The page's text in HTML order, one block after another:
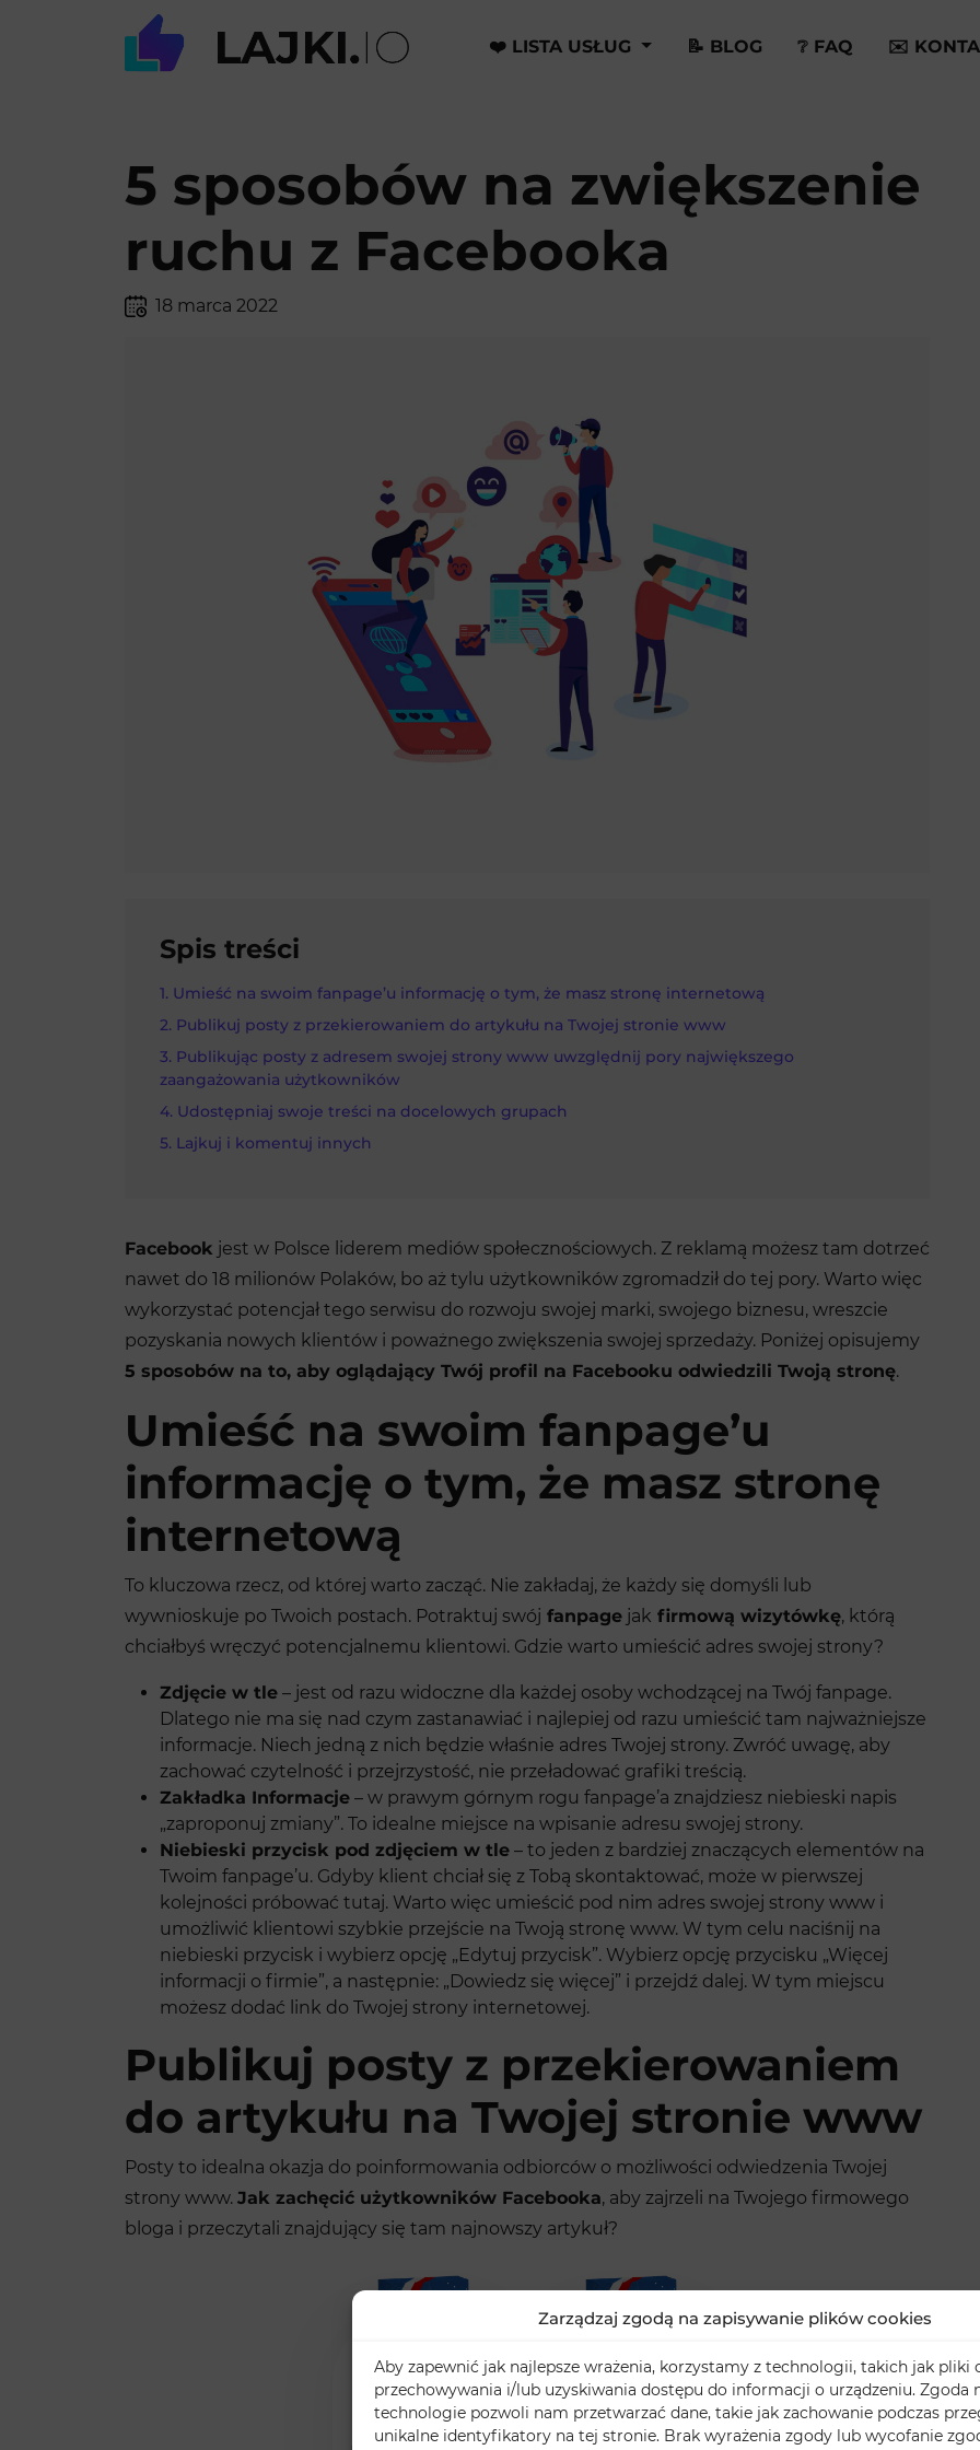
Zarządzaj zgodą na zapisywanie plików cookies
Aby zapewnić jak najlepsze wrażenia, korzystamy z technologii, takich jak pliki
przechowywania i/lub uzyskiwania dostępu do informacji o urządzeniu. Zgoda
technologie pozwoli nam przetwarzać dane, takie jak zachowanie podczas
unikalne identyfikatory na tej stronie. Brak wyrażenia zgody lub wycofanie
❤️ LISTA USŁUG 📝 BLOG ❔ FAQ ✉️
5 sposobów na zwiększenie
ruchu z Facebooka
18 marca 2022
Spis treści
Umieść na swoim fanpage’u informację o tym, że masz stronę internetową
Publikuj posty z przekierowaniem do artykułu na Twojej stronie www
Publikując posty z adresem swojej strony www uwzględnij pory największego
zaangażowania użytkowników
Udostępniaj swoje treści na docelowych grupach
Lajkuj i komentuj innych
Facebook jest w Polsce liderem mediów społecznościowych. Z reklamą możesz tam dotrzeć
nawet do 18 milionów Polaków, bo aż tylu użytkowników zgromadził do tej pory. Warto więc
wykorzystać potencjał tego serwisu do rozwoju swojej marki, swojego biznesu, wreszcie
pozyskania nowych klientów i poważnego zwiększenia swojej sprzedaży. Poniżej opisujemy
5 sposobów na to, aby oglądający Twój profil na Facebooku odwiedzili Twoją stronę.
Umieść na swoim fanpage’u
informację o tym, że masz stronę
internetową
To kluczowa rzecz, od której warto zacząć. Nie zakładaj, że każdy się domyśli lub
wywnioskuje po Twoich postach. Potraktuj swój fanpage jak firmową wizytówkę, którą
chciałbyś wręczyć potencjalnemu klientowi. Gdzie warto umieścić adres swojej strony?
Zdjęcie w tle – jest od razu widoczne dla każdej osoby wchodzącej na Twój fanpage.
Dlatego nie ma się nad czym zastanawiać i najlepiej od razu umieścić tam najważniejsze
informacje. Niech jedną z nich będzie właśnie adres Twojej strony. Zwróć uwagę, aby
zachować czytelność i przejrzystość, nie przeładować grafiki treścią.
Zakładka Informacje – w prawym górnym rogu fanpage’a znajdziesz niebieski napis
„zaproponuj zmiany”. To idealne miejsce na wpisanie adresu swojej strony.
Niebieski przycisk pod zdjęciem w tle – to jeden z bardziej znaczących elementów na
Twoim fanpage’u. Gdyby klient chciał się z Tobą skontaktować, może w pierwszej
kolejności próbować tutaj. Warto więc umieścić pod nim adres swojej strony www i
umożliwić klientowi szybkie przejście na Twoją stronę www. W tym celu naciśnij na
niebieski przycisk i wybierz opcję „Edytuj przycisk”. Wybierz opcję przycisku „Więcej
informacji o firmie”, a następnie: „Dowiedz się więcej” i przejdź dalej. W tym miejscu
możesz dodać link do Twojej strony internetowej.
Publikuj posty z przekierowaniem
do artykułu na Twojej stronie www
Posty to idealna okazja do poinformowania odbiorców o możliwości odwiedzenia Twojej
strony www. Jak zachęcić użytkowników Facebooka, aby zajrzeli na Twojego firmowego
bloga i przeczytali znajdujący się tam najnowszy artykuł?